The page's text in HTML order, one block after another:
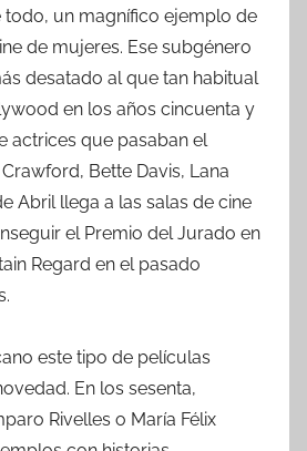
todo, un magnífico ejemplo de
de mujeres. Ese subgénero
desatado al que tan habitual
en los años cincuenta y
actrices que pasaban el
Bette Davis, Lana
Abril llega a las salas de cine
el Premio del Jurado en
Regard en el pasado
este tipo de películas
En los sesenta,
Rivelles o María Félix